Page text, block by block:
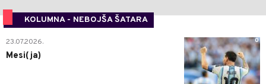
KOLUMNA - NEBOJŠA ŠATARA
0
23.07.2026.
Mesi(ja)